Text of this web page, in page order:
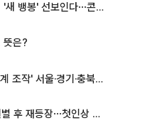
빅뱅, 20주년 기념 '새 뱅봉' 선보인다⋯콘서트 앞두고 팝업 개최
뜻은?
울·경기·충북 선관위 등 추가 압수수색
‘나솔사계’ 국화, 결별 후 재등장⋯첫인상 투표 휩쓸고 ‘인기녀’ 등극